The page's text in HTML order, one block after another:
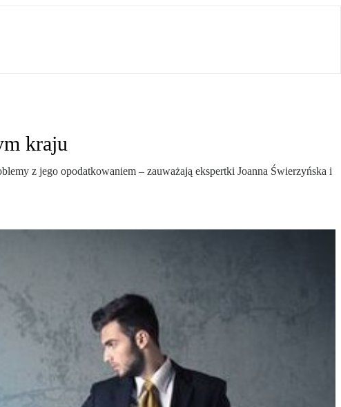
kraju
z jego opodatkowaniem – zauważają ekspertki Joanna Świerzyńska i